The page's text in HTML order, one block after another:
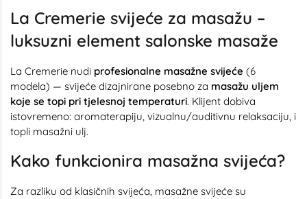
La Cremerie svijeće za masažu –
luksuzni element salonske masaže
La Cremerie nudi profesionalne masažne svijeće (6
modela) — svijeće dizajnirane posebno za masažu uljem
koje se topi pri tjelesnoj temperaturi. Klijent dobiva
istovremeno: aromaterapiju, vizualnu/auditivnu relaksaciju, i
topli masažni ulj.
Kako funkcionira masažna svijeća?
Za razliku od klasičnih svijeća, masažne svijeće su